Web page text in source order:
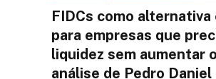
FIDCs como
para empresas que
liquidez sem aumentar
análise de Pedro